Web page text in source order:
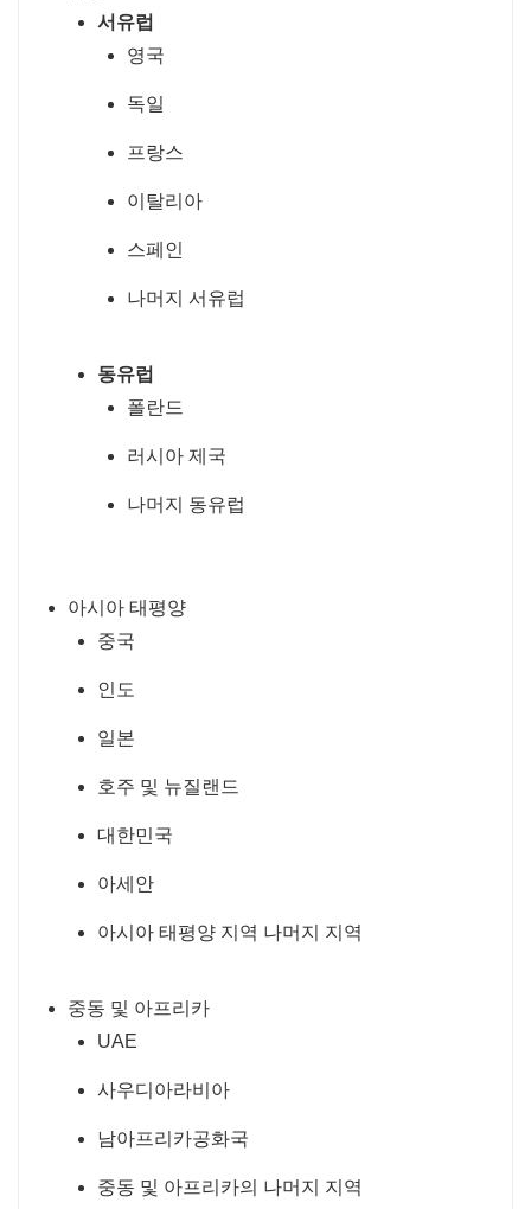
서유럽
영국
독일
프랑스
이탈리아
스페인
나머지 서유럽
동유럽
폴란드
러시아 제국
나머지 동유럽
아시아 태평양
중국
인도
일본
호주 및 뉴질랜드
대한민국
아세안
아시아 태평양 지역 나머지 지역
중동 및 아프리카
UAE
사우디아라비아
남아프리카공화국
중동 및 아프리카의 나머지 지역